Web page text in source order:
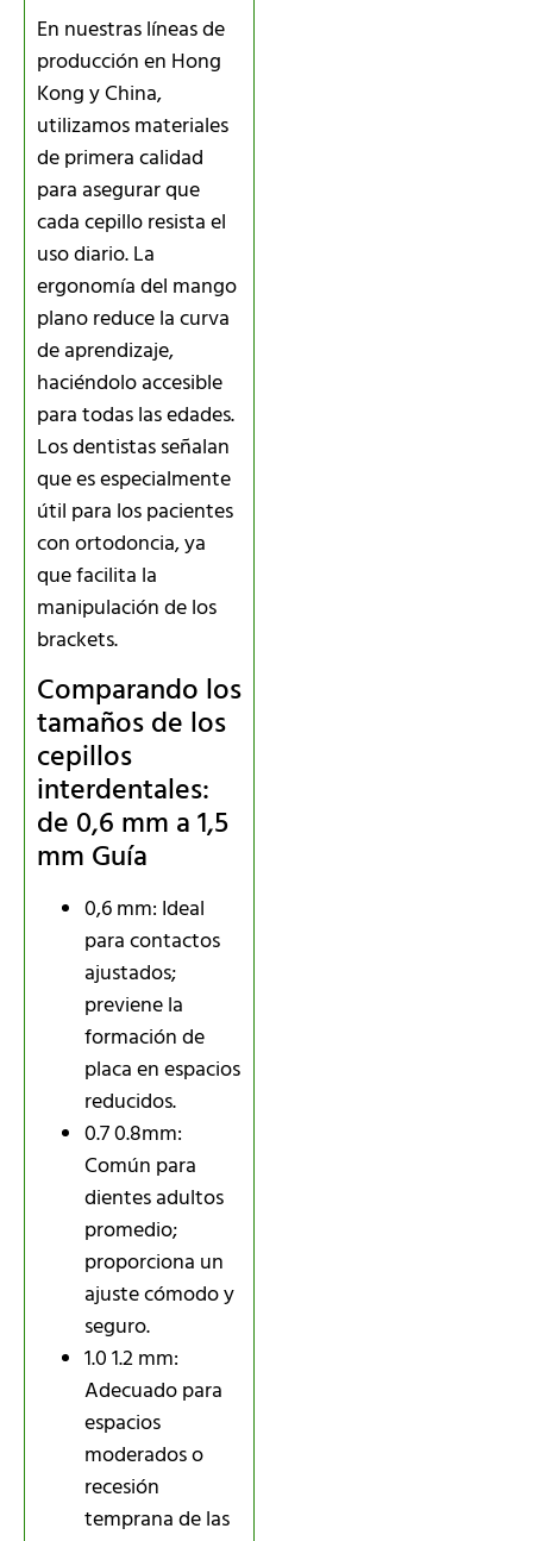
En nuestras líneas de
producción en Hong
Kong y China,
utilizamos materiales
de primera calidad
para asegurar que
cada cepillo resista el
uso diario. La
ergonomía del mango
plano reduce la curva
de aprendizaje,
haciéndolo accesible
para todas las edades.
Los dentistas señalan
que es especialmente
útil para los pacientes
con ortodoncia, ya
que facilita la
manipulación de los
brackets.
Comparando los
tamaños de los
cepillos
interdentales:
de 0,6 mm a 1,5
mm Guía
0,6 mm: Ideal
para contactos
ajustados;
previene la
formación de
placa en espacios
reducidos.
0.7 0.8mm:
Común para
dientes adultos
promedio;
proporciona un
ajuste cómodo y
seguro.
1.0 1.2 mm:
Adecuado para
espacios
moderados o
recesión
temprana de las